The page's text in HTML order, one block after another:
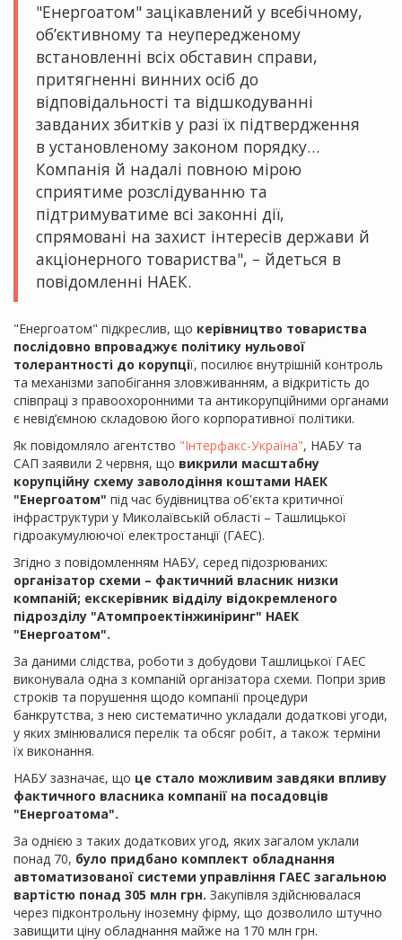
"Енергоатом" зацікавлений у всебічному,
об’єктивному та неупередженому
встановленні всіх обставин справи,
притягненні винних осіб до
відповідальності та відшкодуванні
завданих збитків у разі їх підтвердження
в установленому законом порядку…
Компанія й надалі повною мірою
сприятиме розслідуванню та
підтримуватиме всі законні дії,
спрямовані на захист інтересів держави й
акціонерного товариства", – йдеться в
повідомленні НАЕК. ️
"Енергоатом" підкреслив, що керівництво товариства
послідовно впроваджує політику нульової
толерантності до корупції, посилює внутрішній контроль
та механізми запобігання зловживанням, а відкритість до
співпраці з правоохоронними та антикорупційними органами
є невід’ємною складовою його корпоративної політики.
Як повідомляло агентство "Інтерфакс-Україна", НАБУ та
САП заявили 2 червня, що викрили масштабну
корупційну схему заволодіння коштами НАЕК
"Енергоатом" під час будівництва об'єкта критичної
інфраструктури у Миколаївській області – Ташлицької
гідроакумулюючої електростанції (ГАЕС).
Згідно з повідомленням НАБУ, серед підозрюваних:
організатор схеми – фактичний власник низки
компаній; екскерівник відділу відокремленого
підрозділу "Атомпроектінжиніринг" НАЕК
"Енергоатом".
За даними слідства, роботи з добудови Ташлицької ГАЕС
виконувала одна з компаній організатора схеми. Попри зрив
строків та порушення щодо компанії процедури
банкрутства, з нею систематично укладали додаткові угоди,
у яких змінювалися перелік та обсяг робіт, а також терміни
їх виконання.
НАБУ зазначає, що це стало можливим завдяки впливу
фактичного власника компанії на посадовців
"Енергоатома".
За однією з таких додаткових угод, яких загалом уклали
понад 70, було придбано комплект обладнання
автоматизованої системи управління ГАЕС загальною
вартістю понад 305 млн грн. Закупівля здійснювалася
через підконтрольну іноземну фірму, що дозволило штучно
завищити ціну обладнання майже на 170 млн грн.